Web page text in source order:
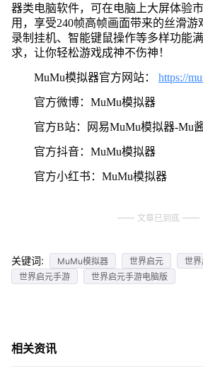
器类电脑软件，可在电脑上大屏体验
用，享受240帧高帧画面带来的丝滑
录制挂机、智能键鼠操作等多样功能
求，让你轻松游戏成神不伤神！
MuMu模拟器官方网站： https://
官方微博：MuMu模拟器
官方B站：网易MuMu模拟器-Mu
官方抖音：MuMu模拟器
官方小红书：MuMu模拟器
文章已到底
关键词: MuMu模拟器 世界启元
世
世界启元手游
世界启元手游电脑版
相关资讯